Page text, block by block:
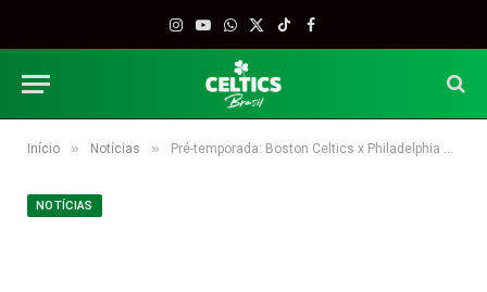
Instagram
YouTube
WhatsApp
X
TikTokFacebook
Início » Notícias » Pré-temporada: Boston Celtics x Philadelphia 76ers
NOTÍCIAS